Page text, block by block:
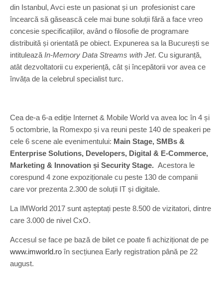
din Istanbul, Avci este un pasionat și un profesionist care
încearcă să găsească cele mai bune soluții fără a face vreo
concesie specificațiilor, având o filosofie de programare
distribuită și orientată pe obiect. Expunerea sa la București se
intitulează In-Memory Data Streams with Jet. Cu siguranță,
atât dezvoltatorii cu experiență, cât și începătorii vor avea ce
învăța de la celebrul specialist turc.
Cea de-a 6-a ediție Internet & Mobile World va avea loc în 4 și
5 octombrie, la Romexpo și va reuni peste 140 de speakeri pe
cele 6 scene ale evenimentului: Main Stage, SMBs &
Enterprise Solutions, Developers, Digital & E-Commerce,
Marketing & Innovation și Security Stage. Acestora le
corespund 4 zone expoziționale cu peste 130 de companii
care vor prezenta 2.300 de soluții IT și digitale.
La IMWorld 2017 sunt așteptați peste 8.500 de vizitatori, dintre
care 3.000 de nivel CxO.
Accesul se face pe bază de bilet ce poate fi achiziționat de pe
www.imworld.ro în secțiunea Early registration până pe 22
august.